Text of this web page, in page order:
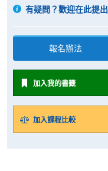
有疑問？歡迎在此提出
報名辦法
加入我的書籤
加入課程比較